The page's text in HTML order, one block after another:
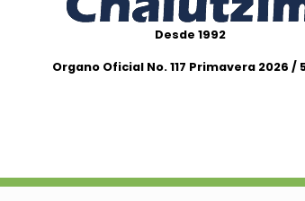
Desde 1992
Organo Oficial No. 117 Primavera 2026 /